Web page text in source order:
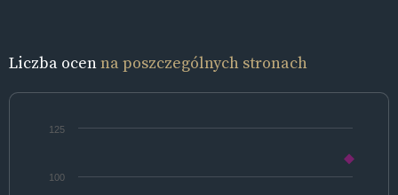
Liczba ocenna poszczególnych stronach
100
125